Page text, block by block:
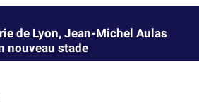
de Lyon, Jean-Michel Aulas
nouveau stade